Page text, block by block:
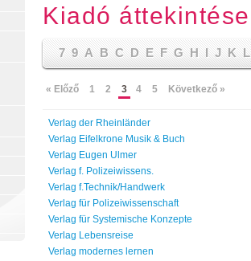
Kiadó áttekintése
7 9 A B C D E F G H I J K L
« Előző 1 2 3 4 5 Következő »
Verlag der Rheinländer
Verlag Eifelkrone Musik & Buch
Verlag Eugen Ulmer
Verlag f. Polizeiwissens.
Verlag f.Technik/Handwerk
Verlag für Polizeiwissenschaft
Verlag für Systemische Konzepte
Verlag Lebensreise
Verlag modernes lernen